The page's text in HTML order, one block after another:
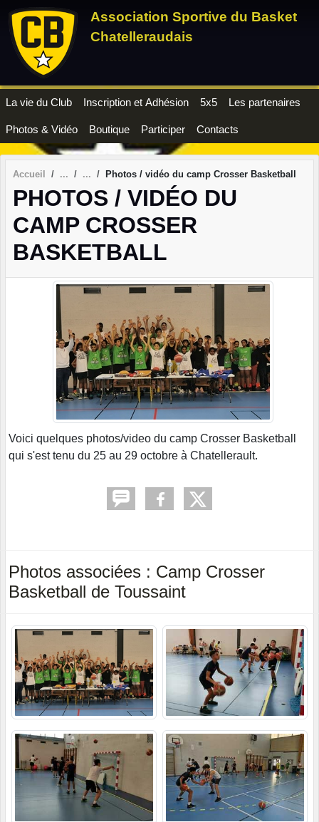
Association Sportive du Basket
Chatelleraudais
La vie du Club Inscription et Adhésion 5x5 Les partenaires
Photos & Vidéo Boutique Participer Contacts
Accueil Photos / vidéo du camp Crosser Basketball
PHOTOS / VIDÉO DU
CAMP CROSSER
BASKETBALL
Voici quelques photos/video du camp Crosser Basketball
qui s'est tenu du 25 au 29 octobre à Chatellerault.
Photos associées : Camp Crosser
Basketball de Toussaint
Panneau de gestion des cookies